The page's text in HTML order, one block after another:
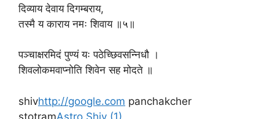
दिव्याय देवाय दिगम्बराय,
तस्मै य काराय नमः शिवाय ॥५॥
पञ्चाक्षरमिदं पुण्यं यः पठेच्छिवसन्निधौ ।
शिवलोकमवाप्नोति शिवेन सह मोदते ॥
shivhttp://google.com panchakcher
stotramAstro Shiv (1)